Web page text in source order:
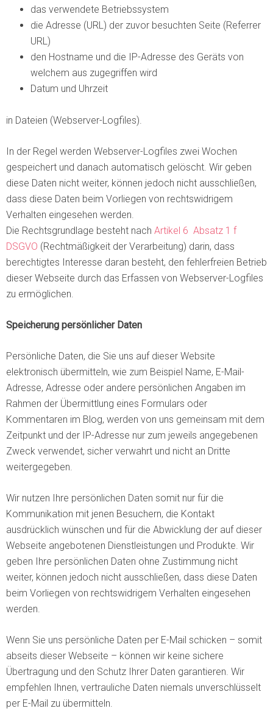
das verwendete Betriebssystem
die Adresse (URL) der zuvor besuchten Seite (Referrer
URL)
den Hostname und die IP-Adresse des Geräts von
welchem aus zugegriffen wird
Datum und Uhrzeit
in Dateien (Webserver-Logfiles).
In der Regel werden Webserver-Logfiles zwei Wochen
gespeichert und danach automatisch gelöscht. Wir geben
diese Daten nicht weiter, können jedoch nicht ausschließen,
dass diese Daten beim Vorliegen von rechtswidrigem
Verhalten eingesehen werden.
Die Rechtsgrundlage besteht nach Artikel 6 Absatz 1 f
DSGVO (Rechtmäßigkeit der Verarbeitung) darin, dass
berechtigtes Interesse daran besteht, den fehlerfreien Betrieb
dieser Webseite durch das Erfassen von Webserver-Logfiles
zu ermöglichen.
Speicherung persönlicher Daten
Persönliche Daten, die Sie uns auf dieser Website
elektronisch übermitteln, wie zum Beispiel Name, E-Mail-
Adresse, Adresse oder andere persönlichen Angaben im
Rahmen der Übermittlung eines Formulars oder
Kommentaren im Blog, werden von uns gemeinsam mit dem
Zeitpunkt und der IP-Adresse nur zum jeweils angegebenen
Zweck verwendet, sicher verwahrt und nicht an Dritte
weitergegeben.
Wir nutzen Ihre persönlichen Daten somit nur für die
Kommunikation mit jenen Besuchern, die Kontakt
ausdrücklich wünschen und für die Abwicklung der auf dieser
Webseite angebotenen Dienstleistungen und Produkte. Wir
geben Ihre persönlichen Daten ohne Zustimmung nicht
weiter, können jedoch nicht ausschließen, dass diese Daten
beim Vorliegen von rechtswidrigem Verhalten eingesehen
werden.
Wenn Sie uns persönliche Daten per E-Mail schicken – somit
abseits dieser Webseite – können wir keine sichere
Übertragung und den Schutz Ihrer Daten garantieren. Wir
empfehlen Ihnen, vertrauliche Daten niemals unverschlüsselt
per E-Mail zu übermitteln.